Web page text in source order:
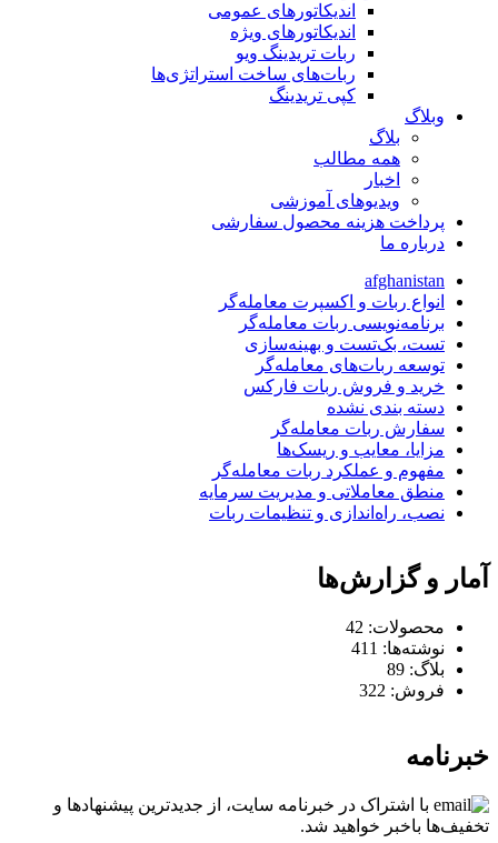
اندیکاتورهای عمومی
اندیکاتورهای ویژه
ربات تریدینگ ویو
ربات‌های ساخت استراتژی‌ها
کپی تریدینگ
وبلاگ
بلاگ
همه مطالب
اخبار
ویدیوهای آموزشی
پرداخت هزینه محصول سفارشی
درباره ما
afghanistan
انواع ربات و اکسپرت معامله‌گر
برنامه‌نویسی ربات معامله‌گر
تست، بک‌تست و بهینه‌سازی
توسعه ربات‌های معامله‌گر
خرید و فروش ربات فارکس
دسته بندی نشده
سفارش ربات معامله‌گر
مزایا، معایب و ریسک‌ها
مفهوم و عملکرد ربات معامله‌گر
منطق معاملاتی و مدیریت سرمایه
نصب، راه‌اندازی و تنظیمات ربات
آمار و گزارش‌ها
محصولات: 42
نوشته‌ها: 411
بلاگ: 89
فروش: 322
خبرنامه
با اشتراک در خبرنامه سایت، از جدیدترین پیشنهادها و
تخفیف‌ها باخبر خواهید شد.